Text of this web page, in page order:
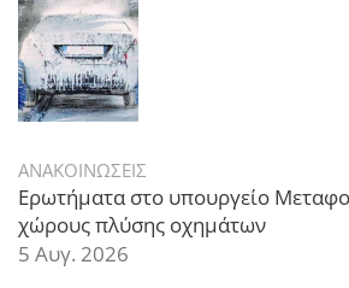
ΑΝΑΚΟΙΝΩΣΕΙΣ
Ερωτήματα στο υπουργείο
χώρους πλύσης οχημάτων
5 Αυγ. 2026